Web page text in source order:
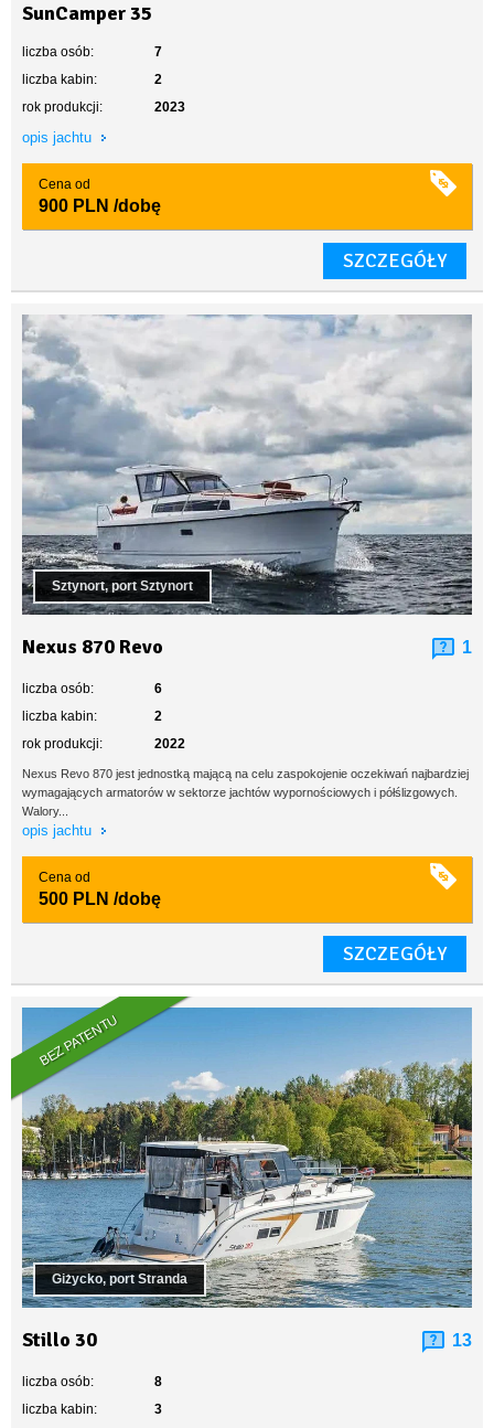
SunCamper 35
liczba osób:
7
liczba kabin:
2
rok produkcji:
2023
opis jachtu
Cena od
900 PLN /dobę
SZCZEGÓŁY
Sztynort, port Sztynort
Nexus 870 Revo 1
liczba osób:
6
liczba kabin:
2
rok produkcji:
2022
Nexus Revo 870 jest jednostką mającą na celu zaspokojenie oczekiwań najbardziej
wymagających armatorów w sektorze jachtów wypornościowych i półślizgowych.
Walory...
opis jachtu
Cena od
500 PLN /dobę
SZCZEGÓŁY
BEZ PATENTU
Giżycko, port Stranda
Stillo 30 13
liczba osób:
8
liczba kabin:
3